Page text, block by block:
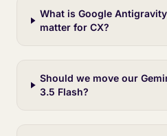
What is Google
matter for CX?
Should we move our
3.5 Flash?